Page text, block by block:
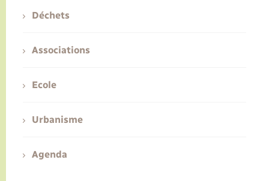
Déchets
Associations
Ecole
Urbanisme
Agenda